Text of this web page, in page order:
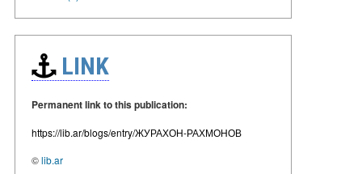
LINK
Permanent link to this publication:
https://lib.ar/blogs/entry/ЖУРАХОН-РАХМОНОВ
©lib.ar